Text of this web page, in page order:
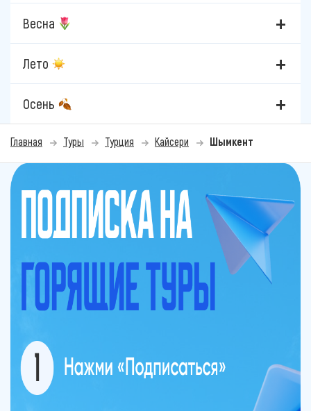
Весна
Лето
Осень
Главная Туры Турция Кайсери Шымкент